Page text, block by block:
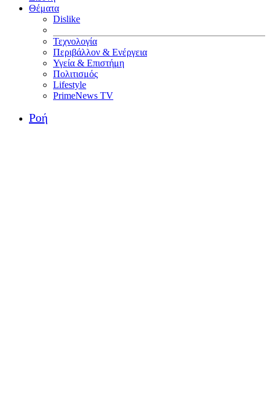
Θέματα
Dislike
Τεχνολογία
Περιβάλλον & Ενέργεια
Υγεία & Επιστήμη
Πολιτισμός
Lifestyle
PrimeNews TV
Ροή